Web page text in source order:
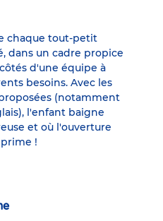
chaque tout-petit
dans un cadre propice
d'une équipe à
besoins. Avec les
(notamment
l'enfant baigne
et où l'ouverture
!